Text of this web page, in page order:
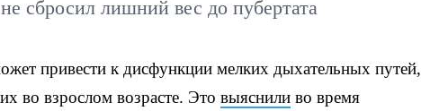
сбросил лишний вес до пубертата
привести к дисфункции мелких дыхательных путей,
во взрослом возрасте. Это выяснили во время